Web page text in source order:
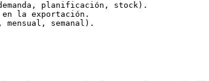
planificación, stock).
en la exportación.
semanal).